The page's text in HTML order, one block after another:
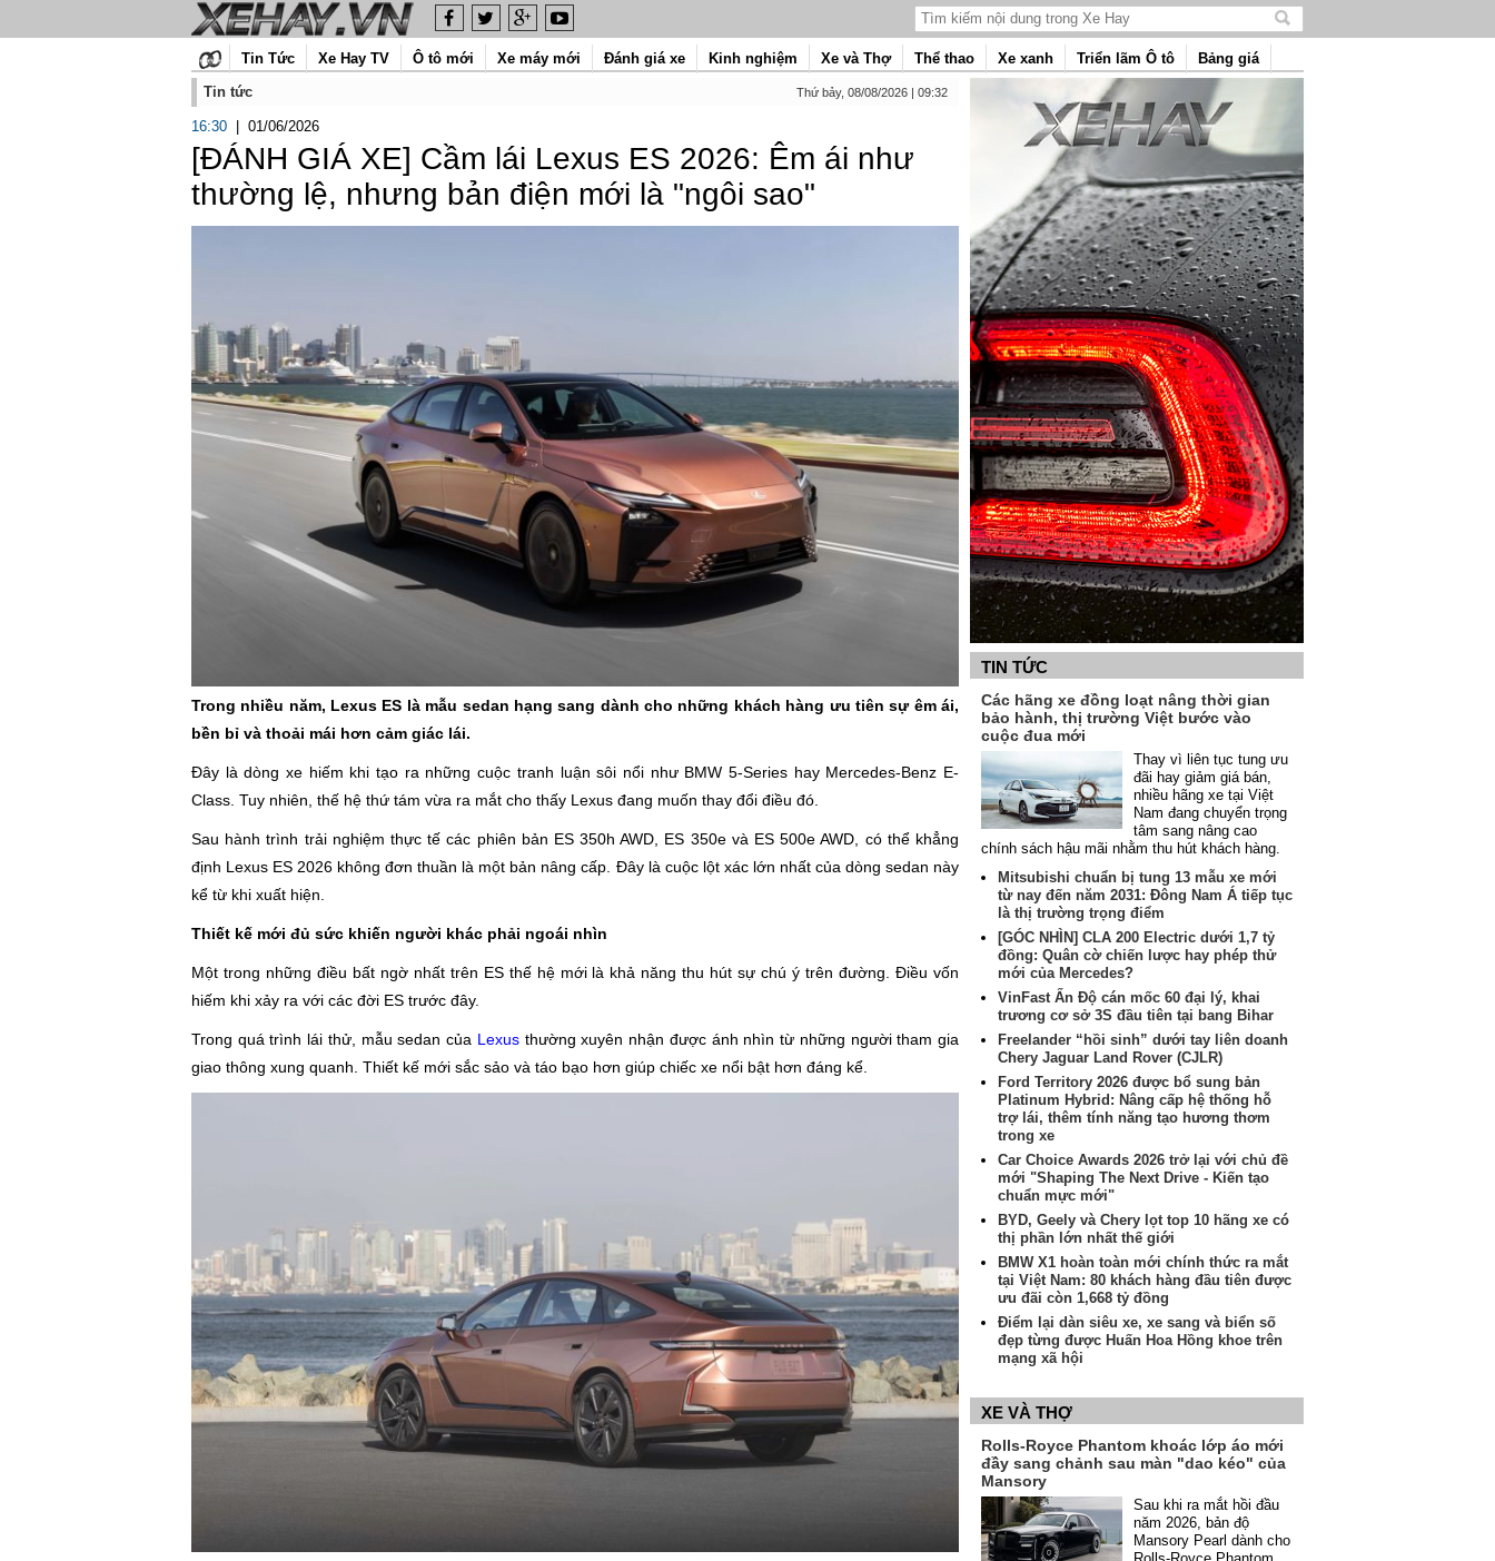
Tìm
nội
Tin Tức Xe Hay TV Ô tô mới Xe máy mới Đánh giá xe Kinh nghiệm Xe và Thợ Thể thao Xe xanh Triển lãm Ô tô
Bảng giá
Tin tức
Thứ bảy, 08/08/2026 | 09:32
16:30 01/06/2026
[ĐÁNH GIÁ XE] Cầm lái Lexus ES 2026: Êm ái như
thường lệ, nhưng bản điện mới là "ngôi sao"
Trong nhiều năm, Lexus ES là mẫu sedan hạng sang dành cho những khách hàng ưu tiên sự êm ái,
bền bỉ và thoải mái hơn cảm giác lái.
Đây là dòng xe hiếm khi tạo ra những cuộc tranh luận sôi nổi như BMW 5-Series hay Mercedes-Benz E-
Class. Tuy nhiên, thế hệ thứ tám vừa ra mắt cho thấy Lexus đang muốn thay đổi điều đó.
Sau hành trình trải nghiệm thực tế các phiên bản ES 350h AWD, ES 350e và ES 500e AWD, có thể khẳng
định Lexus ES 2026 không đơn thuần là một bản nâng cấp. Đây là cuộc lột xác lớn nhất của dòng sedan này
kể từ khi xuất hiện.
Thiết kế mới đủ sức khiến người khác phải ngoái nhìn
Một trong những điều bất ngờ nhất trên ES thế hệ mới là khả năng thu hút sự chú ý trên đường. Điều vốn
hiếm khi xảy ra với các đời ES trước đây.
Trong quá trình lái thử, mẫu sedan của Lexusthường xuyên nhận được ánh nhìn từ những người tham gia
giao thông xung quanh. Thiết kế mới sắc sảo và táo bạo hơn giúp chiếc xe nổi bật hơn đáng kể.
TIN TỨC
Các hãng xe đồng loạt nâng thời gian
bảo hành, thị trường Việt bước vào
cuộc đua mới
Thay vì liên tục tung ưu
đãi hay giảm giá bán,
nhiều hãng xe tại Việt
Nam đang chuyển trọng
tâm sang nâng cao
chính sách hậu mãi nhằm thu hút khách hàng.
Mitsubishi chuẩn bị tung 13 mẫu xe mới
từ nay đến năm 2031: Đông Nam Á tiếp tục
là thị trường trọng điểm
[GÓC NHÌN] CLA 200 Electric dưới 1,7 tỷ
đồng: Quân cờ chiến lược hay phép thử
mới của Mercedes?
VinFast Ấn Độ cán mốc 60 đại lý, khai
trương cơ sở 3S đầu tiên tại bang Bihar
Freelander “hồi sinh” dưới tay liên doanh
Chery Jaguar Land Rover (CJLR)
Ford Territory 2026 được bổ sung bản
Platinum Hybrid: Nâng cấp hệ thống hỗ
trợ lái, thêm tính năng tạo hương thơm
trong xe
Car Choice Awards 2026 trở lại với chủ đề
mới "Shaping The Next Drive - Kiến tạo
chuẩn mực mới"
BYD, Geely và Chery lọt top 10 hãng xe có
thị phần lớn nhất thế giới
BMW X1 hoàn toàn mới chính thức ra mắt
tại Việt Nam: 80 khách hàng đầu tiên được
ưu đãi còn 1,668 tỷ đồng
Điểm lại dàn siêu xe, xe sang và biển số
đẹp từng được Huấn Hoa Hồng khoe trên
mạng xã hội
XE VÀ THỢ
Rolls-Royce Phantom khoác lớp áo mới
đầy sang chảnh sau màn "dao kéo" của
Mansory
Sau khi ra mắt hồi đầu
năm 2026, bản độ
Mansory Pearl dành cho